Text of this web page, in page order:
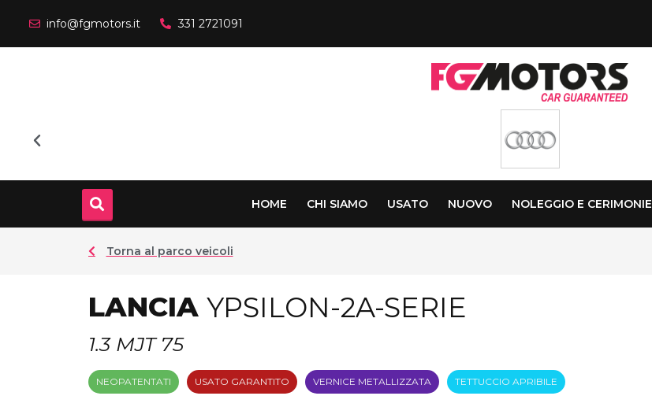
info@fgmotors.it 331 2721091
HOME CHI SIAMO USATO NUOVO NOLEGGIO E CERIMONIE
Torna al parco veicoli
LANCIA YPSILON-2A-SERIE
1.3 MJT 75
NEOPATENTATI USATO GARANTITO VERNICE METALLIZZATA TETTUCCIO APRIBILE